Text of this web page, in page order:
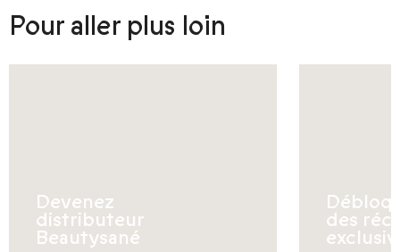
Pour aller plus loin
Devenez
distributeur
Beautysané
des